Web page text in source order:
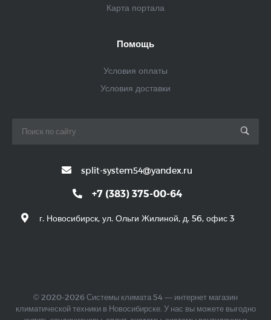
Карта портала
Помощь
Условия оплаты
Условия доставки
split-system54@yandex.ru
+7 (383) 375-00-64
г. Новосибирск, ул. Ольги Жилиной, д. 56, офис 3
© 2020-2026 Системы климата 54 — интернет магазин
климатической техники в Новосибирске. У нас вы можете выгодно